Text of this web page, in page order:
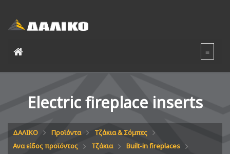
Electric fireplace inserts
ΔΑΛΙΚΟ Προϊόντα
Τζάκια & Σόμπες
Ανα είδος προϊόντος
Τζάκια
Built-in fireplaces